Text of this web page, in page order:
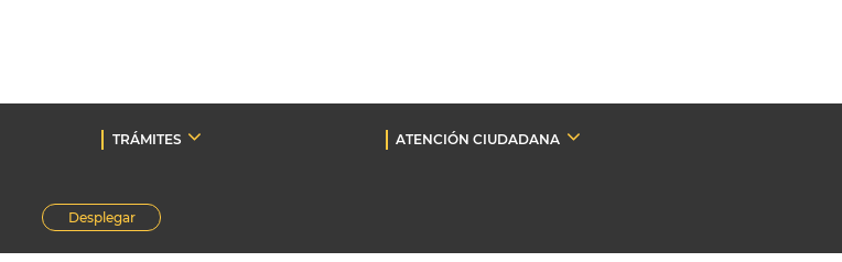
TRÁMITES
ATENCIÓN CIUDADANA
Desplegar